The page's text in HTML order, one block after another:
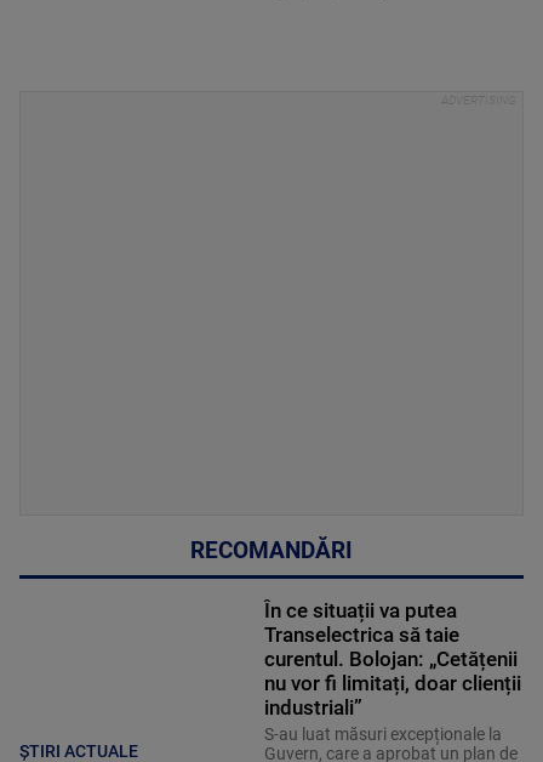
RECOMANDĂRI
ȘTIRI ACTUALE
În ce situații va putea
Transelectrica să taie
curentul. Bolojan: „Cetățenii
nu vor fi limitați, doar clienții
industriali”
S-au luat măsuri excepționale la
Guvern, care a aprobat un plan de